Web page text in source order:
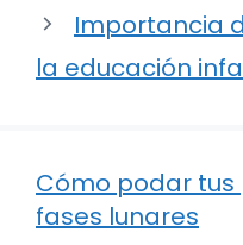
Importancia
la educación
Cómo podar
fases lunares